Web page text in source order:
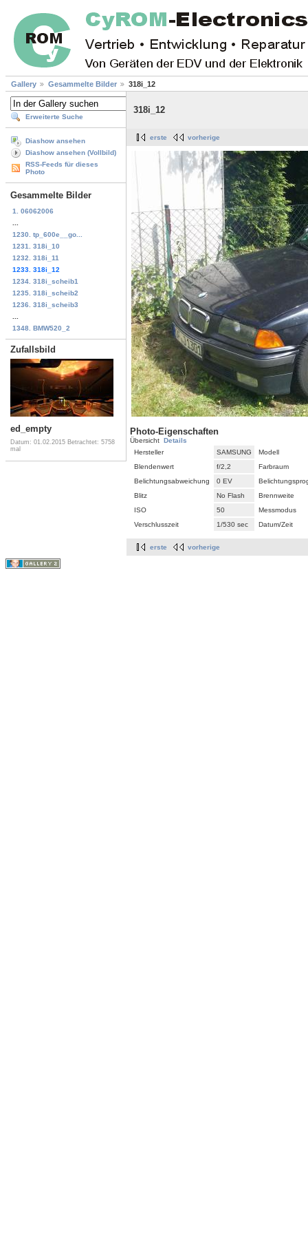
Gallery Gesammelte Bilder 318i_12
Erweiterte Suche
Diashow ansehen
Diashow ansehen (Vollbild)
RSS-Feeds für dieses
Photo
Gesammelte Bilder
1. 06062006
1230. tp_600e__go...
1231. 318i_10
1232. 318i_11
1233. 318i_12
1234. 318i_scheib1
1235. 318i_scheib2
1236. 318i_scheib3
1348. BMW520_2
Zufallsbild
ed_empty
Datum: 01.02.2015 Betrachtet: 5758
mal
318i_12
erste vorherige
Photo-Eigenschaften
Übersicht Details
Hersteller
SAMSUNG
Modell
Blendenwert
f/2,2
Farbraum
Belichtungsabweichung
0 EV
Blitz
No Flash
Brennweite
ISO
50
Messmodus
Verschlusszeit
1/530 sec Datum/Zeit
erste vorherige